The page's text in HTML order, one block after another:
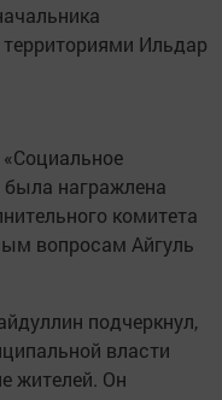
Ильдар
награжлена
комитета
вопросам Айгуль
подчеркнул,
власти
жителей. Он